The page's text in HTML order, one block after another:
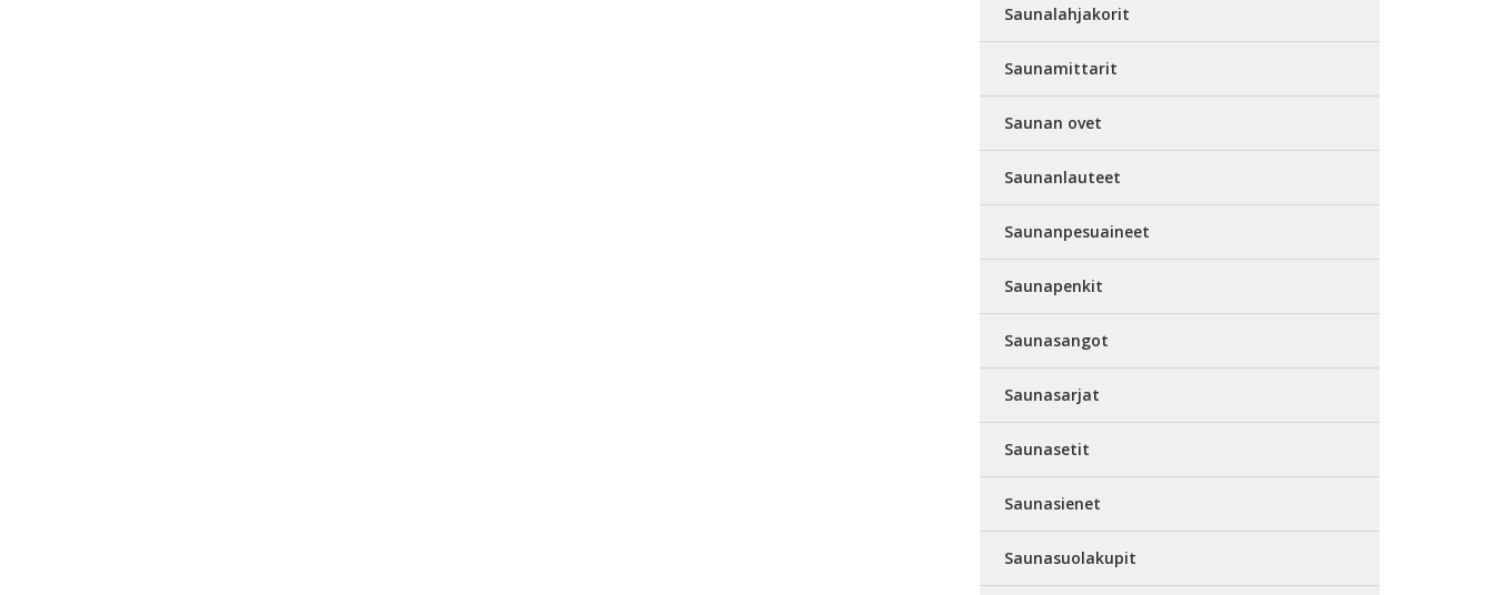
Saunalahjakorit
Saunamittarit
Saunan ovet
Saunanlauteet
Saunanpesuaineet
Saunapenkit
Saunasangot
Saunasarjat
Saunasetit
Saunasienet
Saunasuolakupit